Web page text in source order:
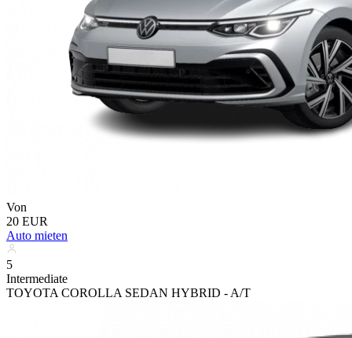
Von
20 EUR
Auto mieten
5
Intermediate
TOYOTA COROLLA SEDAN HYBRID - A/T